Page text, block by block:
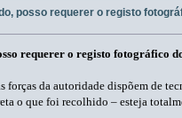
posso requerer o registo
requerer o registo fotográfico
forças da autoridade dispõem de
o que foi recolhido – esteja